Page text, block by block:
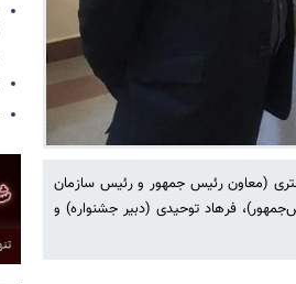
(معاون رئیس جمهور و رئیس سازمان
فرهاد توحیدی (دبیر جشنواره) و